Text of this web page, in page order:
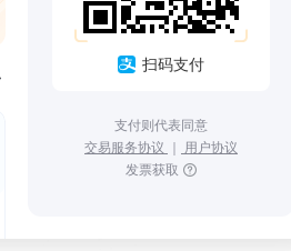
扫码支付
支付则代表同意
交易服务协议 ｜ 用户协议
发票获取